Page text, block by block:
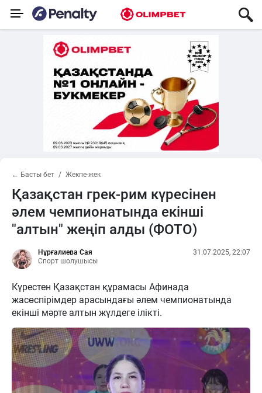
← Басты бет Жекпе-жек
Қазақстан грек-рим күресінен
әлем чемпионатында екінші
"алтын" жеңіп алды (ФОТО)
Нұрғалиева Сая
Спорт шолушысы
31.07.2025, 22:07
Күрестен Қазақстан құрамасы Афинада
жасөспірімдер арасындағы әлем чемпионатында
екінші мәрте алтын жүлдеге ілікті.